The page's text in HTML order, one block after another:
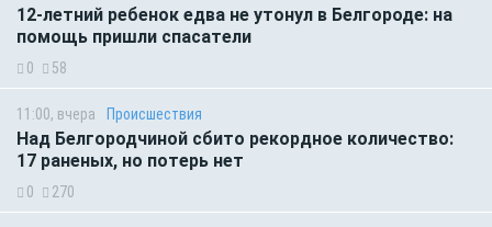
12-летний ребенок едва не утонул в Белгороде: на
помощь пришли спасатели
0 58
11:00, вчера Происшествия
Над Белгородчиной сбито рекордное количество:
17 раненых, но потерь нет
0 270